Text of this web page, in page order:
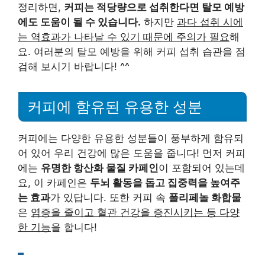
정리하면, 커피는 적당량으로 섭취한다면 탈모 예방
에도 도움이 될 수 있습니다. 하지만 과다 섭취 시에
는 역효과가 나타날 수 있기 때문에 주의가 필요해
요. 여러분의 탈모 예방을 위해 커피 섭취 습관을 점
검해 보시기 바랍니다! ^^
커피에 함유된 유용한 성분
커피에는 다양한 유용한 성분들이 풍부하게 함유되
어 있어 우리 건강에 많은 도움을 줍니다! 먼저 커피
에는 유명한 항산화 물질 카페인이 포함되어 있는데
요, 이 카페인은 두뇌 활동을 돕고 집중력을 높여주
는 효과가 있답니다. 또한 커피 속 폴리페놀 화합물
은 염증을 줄이고 혈관 건강을 증진시키는 등 다양
한 기능을 합니다!